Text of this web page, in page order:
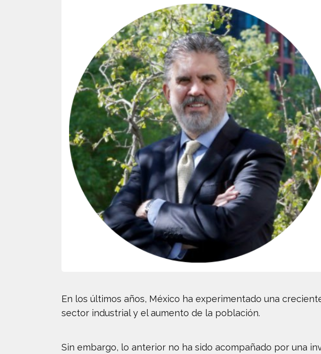
En los últimos años, México ha experimentado una
sector industrial y el aumento de la población.
Sin embargo, lo anterior no ha sido acompañado por una